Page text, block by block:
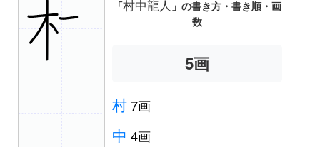
「村中龍人 」の書き方・書き順・画
数
6画
村7画
中 4画